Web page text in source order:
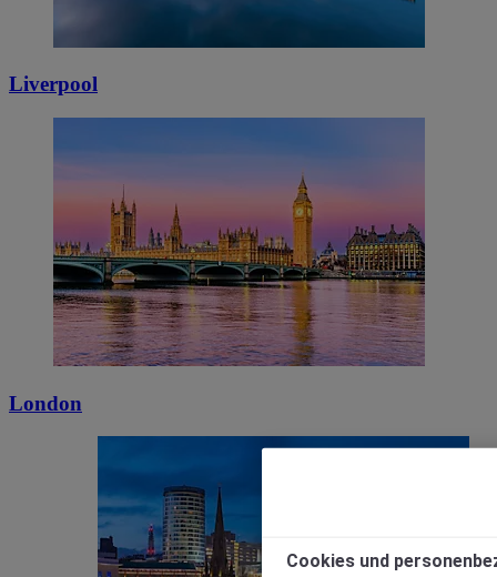
Liverpool
London
Cookies und